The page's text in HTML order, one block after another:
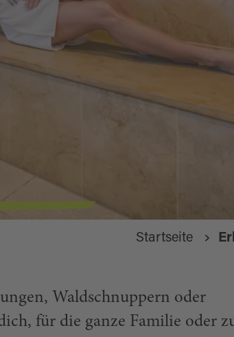
Startseite
Waldschnuppern oder
für die ganze Familie oder